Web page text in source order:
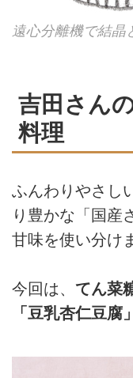
遠心分離機で結晶
吉田さん
料理
ふんわりやさし
り豊かな「国産
甘味を使い分け
今回は、 てん菜
「豆乳杏仁豆腐